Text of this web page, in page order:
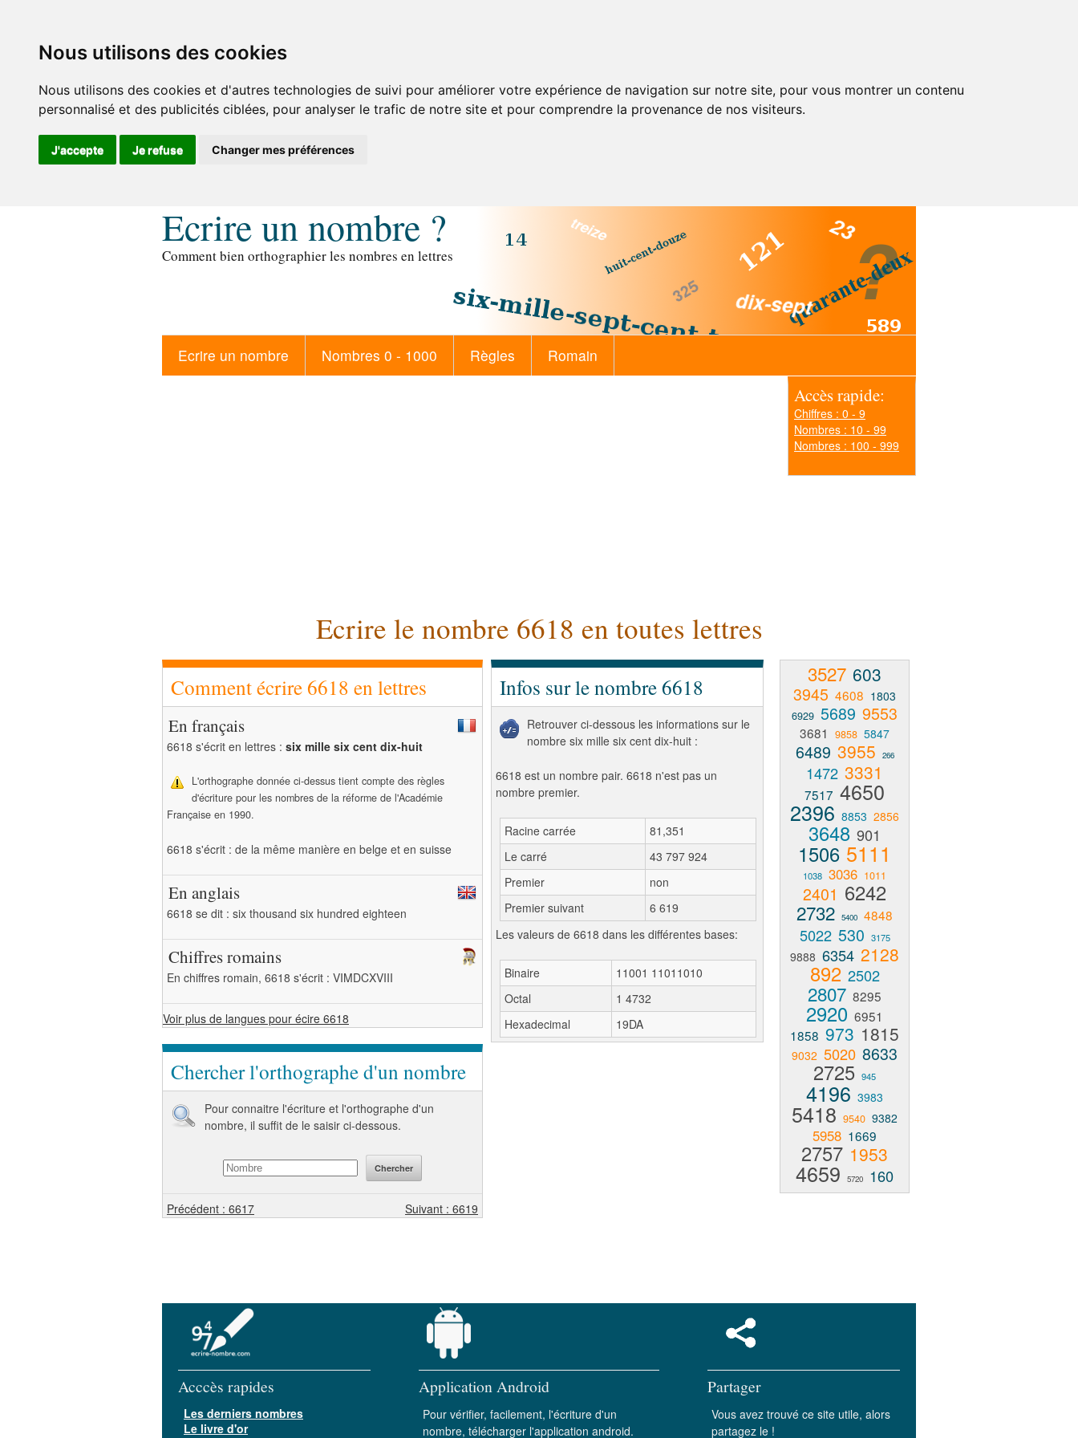
Nous utilisons des cookies
Nous utilisons des cookies et d'autres technologies de suivi pour améliorer votre expérience de navigation sur notre site, pour vous montrer un contenu
personnalisé et des publicités ciblées, pour analyser le trafic de notre site et pour comprendre la provenance de nos visiteurs.
J'accepte Je refuse Changer mes préférences
Ecrire un nombre ?
Comment bien orthographier les nombres en lettres
Ecrire un nombre Nombres 0 - 1000 Règles Romain
Accès rapide:
Chiffres : 0 - 9
Nombres : 10 - 99
Nombres : 100 - 999
Ecrire le nombre 6618 en toutes lettres
Comment écrire 6618 en lettres
En français
6618 s'écrit en lettres : six mille six cent dix-huit
L'orthographe donnée ci-dessus tient compte des règles
d'écriture pour les nombres de la réforme de l'Académie
Française en 1990.
6618 s'écrit : de la même manière en belge et en suisse
En anglais
6618 se dit : six thousand six hundred eighteen
Chiffres romains
En chiffres romain, 6618 s'écrit : VIMDCXVIII
Voir plus de langues pour écire 6618
Chercher l'orthographe d'un nombre
Pour connaitre l'écriture et l'orthographe d'un
nombre, il suffit de le saisir ci-dessous.
Précédent : 6617 Suivant : 6619
Infos sur le nombre 6618
Retrouver ci-dessous les informations sur le
nombre six mille six cent dix-huit :
6618 est un nombre pair. 6618 n'est pas un
nombre premier.
Racine carrée
81,351
Le carré
43 797 924
Premier
non
Premier suivant
6 619
Les valeurs de 6618 dans les différentes bases:
Binaire
11001 11011010
Octal
1 4732
Hexadecimal
19DA
3527 603
3945 4608 1803
6929 5689 9553
3681 9858 5847
6489 3955 266
1472 3331
7517 4650
2396 8853 2856
3648 901
1506 5111
1038 3036 1011
2401 6242
2732 5400 4848
5022 530 3175
9888 6354 2128
892 2502
2807 8295
2920 6951
1858 973 1815
9032 5020 8633
2725 945
4196 3983
5418 9540 9382
5958 1669
2757 1953
4659 5720 160
Acccès rapides
Les derniers nombres
Le livre d'or
Application Android
Pour vérifier, facilement, l'écriture d'un
nombre, télécharger l'application android.
Partager
Vous avez trouvé ce site utile, alors
partagez le !